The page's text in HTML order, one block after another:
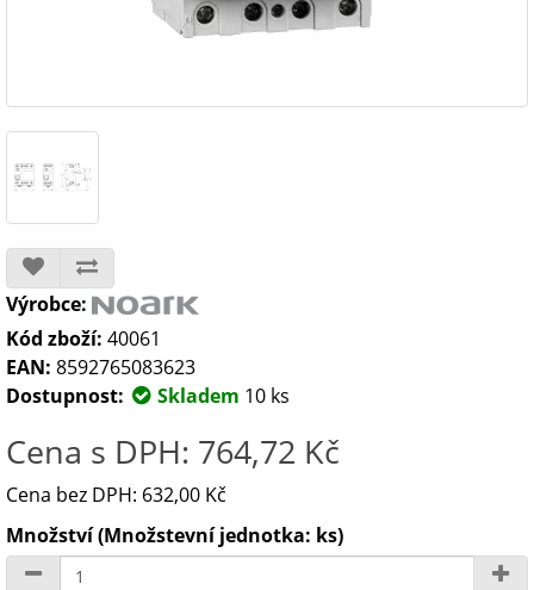
Výrobce:
Kód zboží: 40061
EAN: 8592765083623
Dostupnost:
Skladem 10 ks
Cena s DPH: 764,72 Kč
Cena bez DPH: 632,00 Kč
Množství (Množstevní jednotka: ks)